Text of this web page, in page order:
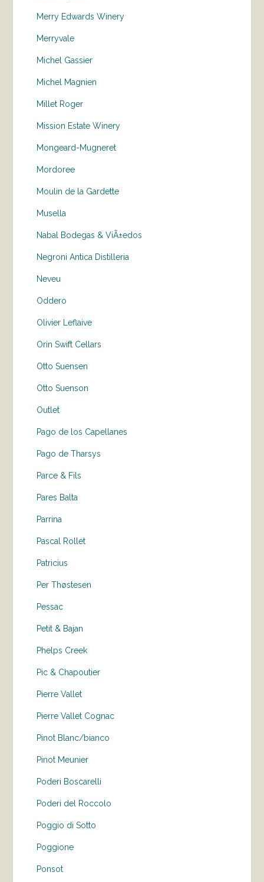
Merry Edwards Winery
Merryvale
Michel Gassier
Michel Magnien
Millet Roger
Mission Estate Winery
Mongeard-Mugneret
Mordoree
Moulin de la Gardette
Musella
Nabal Bodegas & ViÃ±edos
Negroni Antica Distilleria
Neveu
Oddero
Olivier Leflaive
Orin Swift Cellars
Otto Suensen
Otto Suenson
Outlet
Pago de los Capellanes
Pago de Tharsys
Parce & Fils
Pares Balta
Parrina
Pascal Rollet
Patricius
Per Thøstesen
Pessac
Petit & Bajan
Phelps Creek
Pic & Chapoutier
Pierre Vallet
Pierre Vallet Cognac
Pinot Blanc/bianco
Pinot Meunier
Poderi Boscarelli
Poderi del Roccolo
Poggio di Sotto
Poggione
Ponsot